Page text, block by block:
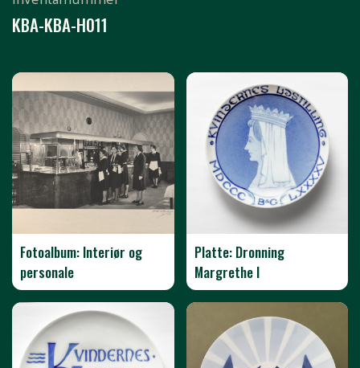
KBA-KBA-H011
Fotoalbum: Interiør og
personale
Platte: Dronning
Margrethe I